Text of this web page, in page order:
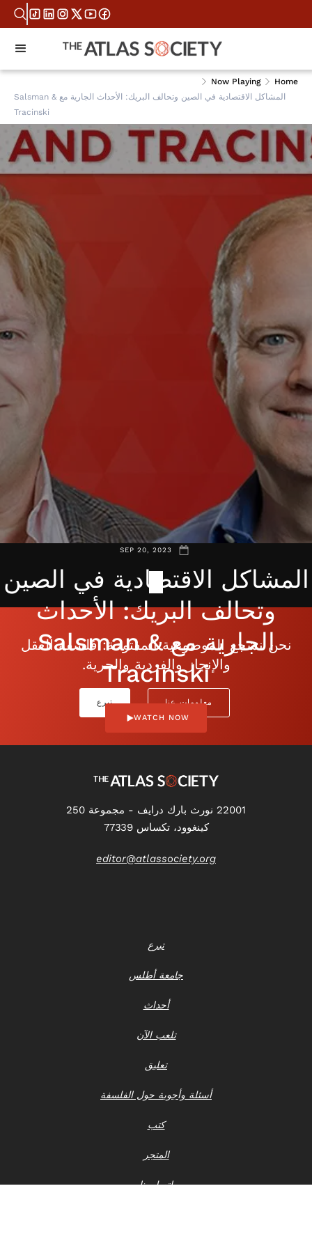
SEP 20, 2023
المشاكل الاقتصادية في الصين
وتحالف البريك: الأحداث
الجارية مع Salsman &
Tracinski
WATCH NOW
Home
Now Playing
المشاكل الاقتصادية في الصين وتحالف البريك: الأحداث الجارية مع Salsman &
Tracinski
نحن نشجع الموضوعية المفتوحة: فلسفة العقل
والإنجاز والفردية والحرية.
معلومات عنا تبرع
22001 نورث بارك درايف - مجموعة 250
كينغوود، تكساس 77339
editor@atlassociety.org
تبرع
جامعة أطلس
أحداث
تلعب الآن
تعليق
أسئلة وأجوبة حول الفلسفة
كتب
المتجر
اتصل بنا